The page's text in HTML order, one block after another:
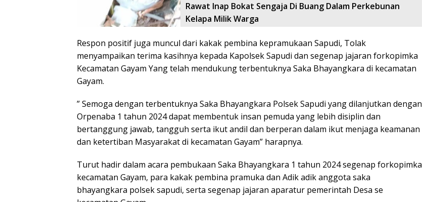
Rawat Inap Bokat Sengaja Di Buang Dalam Perkebunan
Kelapa Milik Warga
Respon positif juga muncul dari kakak pembina kepramukaan Sapudi, Tolak
menyampaikan terima kasihnya kepada Kapolsek Sapudi dan segenap jajaran forkopimka
Kecamatan Gayam Yang telah mendukung terbentuknya Saka Bhayangkara di kecamatan
Gayam.
” Semoga dengan terbentuknya Saka Bhayangkara Polsek Sapudi yang dilanjutkan dengan
Orpenaba 1 tahun 2024 dapat membentuk insan pemuda yang lebih disiplin dan
bertanggung jawab, tangguh serta ikut andil dan berperan dalam ikut menjaga keamanan
dan ketertiban Masyarakat di kecamatan Gayam” harapnya.
Turut hadir dalam acara pembukaan Saka Bhayangkara 1 tahun 2024 segenap forkopimka
kecamatan Gayam, para kakak pembina pramuka dan Adik adik anggota saka
bhayangkara polsek sapudi, serta segenap jajaran aparatur pemerintah Desa se